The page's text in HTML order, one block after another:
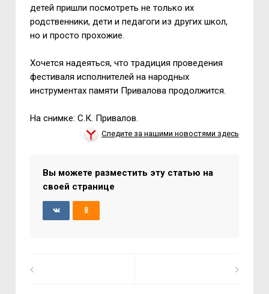
детей пришли посмотреть не только их
родственники, дети и педагоги из других школ,
но и просто прохожие.
Хочется надеяться, что традиция проведения
фестиваля исполнителей на народных
инструментах памяти Привалова продолжится.
На снимке: С.К. Привалов.
Следите за нашими новостями здесь
Вы можете разместить эту статью на
своей странице